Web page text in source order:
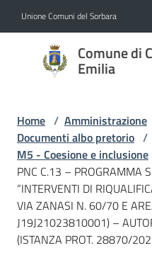
Unione Comuni del Sorbara
Comune di
Emilia
Comune di
Castelfranco
Amministrazione
Menu selezionato
Novità
Servizi
Home / Amministrazione
Documenti albo pretorio /
M5 - Coesione e inclusione
PNC C.13 – PROGRAMMA
“INTERVENTI DI
VIA ZANASI N. 60/70 E
J19J21023810001) –
(ISTANZA PROT. 28870/